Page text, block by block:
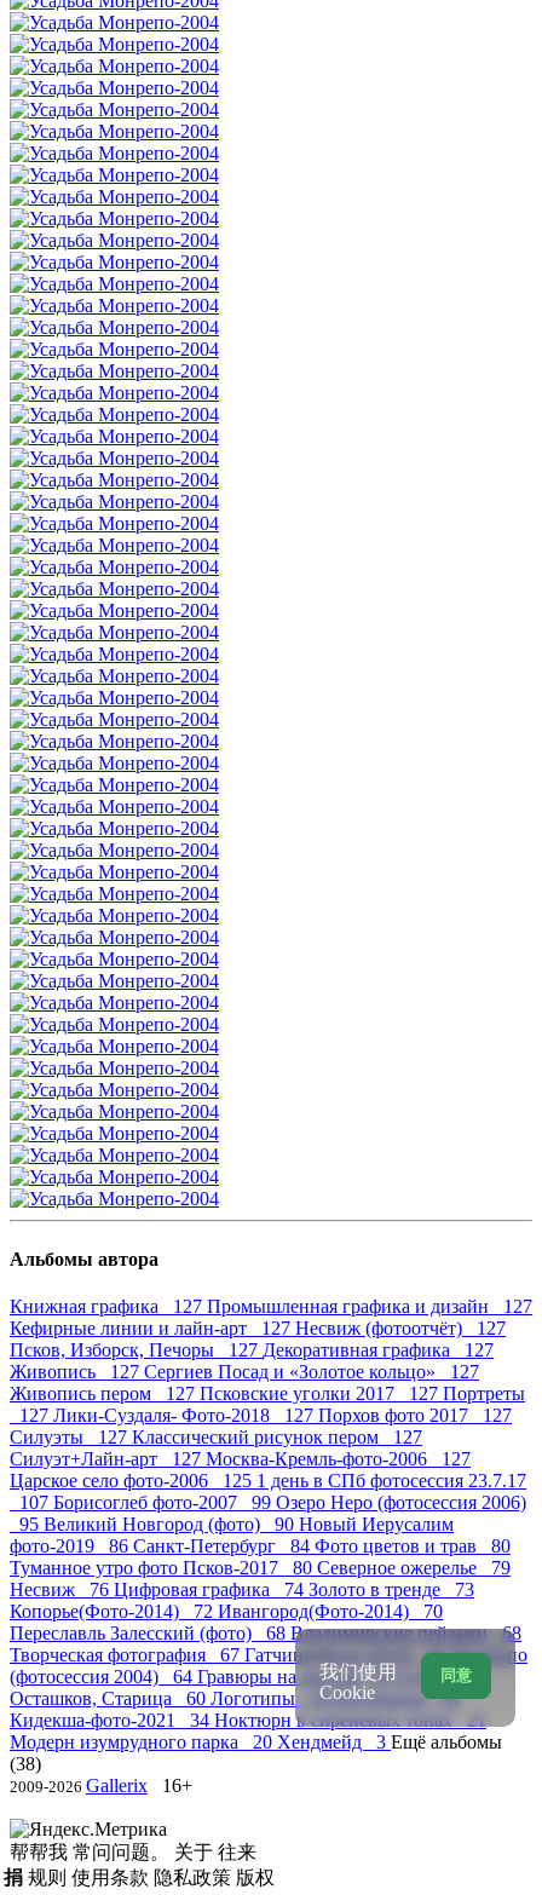
Альбомы автора
Книжная графика 127 Промышленная графика и дизайн 127
Кефирные линии и лайн-арт 127 Несвиж (фотоотчёт) 127
Псков, Изборск, Печоры 127 Декоративная графика 127
Живопись 127 Сергиев Посад и «Золотое кольцо» 127
Живопись пером 127 Псковские уголки 2017 127 Портреты
127 Лики-Суздаля- Фото-2018 127 Порхов фото 2017 127
Силуэты 127 Классический рисунок пером 127
Силуэт+Лайн-арт 127 Москва-Кремль-фото-2006 127
Царское село фото-2006 125 1 день в СПб фотосессия 23.7.17
107 Борисоглеб фото-2007 99 Озеро Неро (фотосессия 2006)
95 Великий Новгород (фото) 90 Новый Иерусалим
фото-2019 86 Санкт-Петербург 84 Фото цветов и трав 80
Туманное утро фото Псков-2017 80 Северное ожерелье 79
Несвиж 76 Цифровая графика 74 Золото в тренде 73
Копорье(Фото-2014) 72 Ивангород(Фото-2014) 70
Переславль Залесский (фото) 68 Владимирские пейзажи 68
Творческая фотография 67 Гатчина(Фото-2014) 66Монрепо
(фотосессия 2004) 64 Гравюры на латуни 61
Селигер,
Осташков, Старица 60 Логотипы 58Интерьеры 56
Кидекша-фото-2021 34 Ноктюрн в сиреневых тонах 21
Модерн изумрудного парка 20 Хендмейд 3 Ещё альбомы
(38)
2009-2026 Gallerix 16+
帮帮我 常问问题。 关于 往来
捐 规则 使用条款 隐私政策 版权
同意
我们使用
Cookie